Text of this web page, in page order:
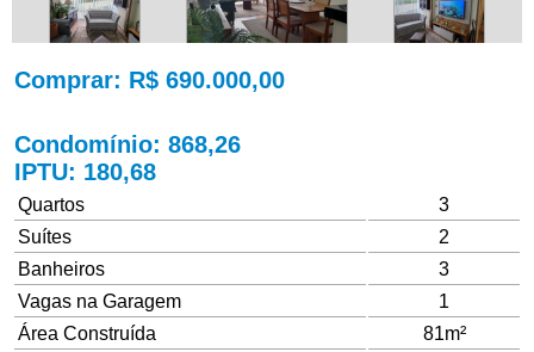
Comprar: R$ 690.000,00
Condomínio: 868,26
IPTU: 180,68
Quartos
3
Suítes
2
Banheiros
3
Vagas na Garagem
1
Área Construída
81m²